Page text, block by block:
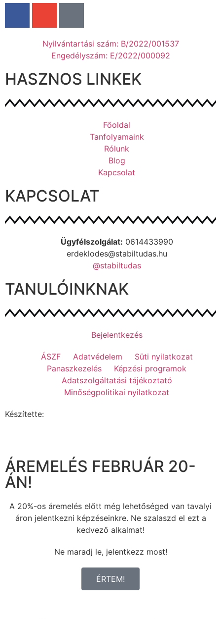
Nyilvántartási szám: B/2022/001537
Engedélyszám: E/2022/000092
HASZNOS LINKEK
Főoldal
Tanfolyamaink
Rólunk
Blog
Kapcsolat
KAPCSOLAT
Ügyfélszolgálat: 0614433990
erdeklodes@stabiltudas.hu
@stabiltudas
TANULÓINKNAK
Bejelentkezés
ÁSZF Adatvédelem
Süti nyilatkozat
Panaszkezelés
Képzési programok
Adatszolgáltatási tájékoztató
Minőségpolitikai nyilatkozat
Készítette:
ÁREMELÉS FEBRUÁR 20-
ÁN!
A 20%-os áremelés előtt még lehetőséged van tavalyi
áron jelentkezni képzéseinkre. Ne szalaszd el ezt a
kedvező alkalmat!
Ne maradj le, jelentkezz most!
ÉRTEM!